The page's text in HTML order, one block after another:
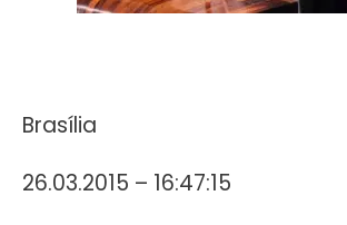
Brasília
26.03.2015 – 16:47:15